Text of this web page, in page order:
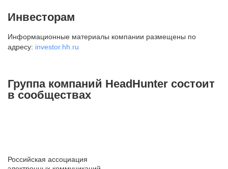
внутригородская территория
Муниципальный округ Тверской,
2-я Брестская ул., д. 48,
+7 495 980-64-27
ул. Жуковского, д. 19, особняк
Инвесторам
Информационные материалы компании размещены по
адресу: investor.hh.ru
Группа компаний HeadHunter состоит
в сообществах
Российская ассоциация